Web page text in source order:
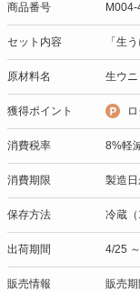
商品番号
セット内容 「生
原材料名 生ウニ
獲得ポイント
消費税率 8%軽
消費期限 製造
保存方法 冷蔵（
出荷期間 4/25
販売情報 販売